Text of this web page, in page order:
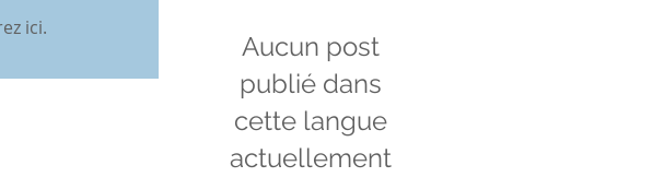
ici.
Aucun post
publié dans
cette langue
actuellement